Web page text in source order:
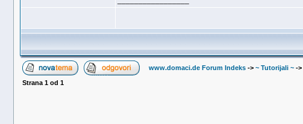
www.domaci.de Forum Indeks-> ~ Tutorijali ~->
Strana 1od 1